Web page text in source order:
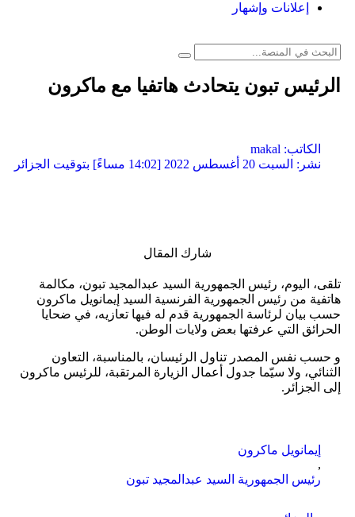
إعلانات وإشهار
الرئيس تبون يتحادث هاتفيا مع ماكرون
الكاتب: makal
نشر: السبت 20 أغسطس 2022 [14:02 مساءً] بتوقيت الجزائر
شارك المقال
تلقى، اليوم، رئيس الجمهورية السيد عبدالمجيد تبون، مكالمة
هاتفية من رئيس الجمهورية الفرنسية السيد إيمانويل ماكرون
حسب بيان لرئاسة الجمهورية قدم له فيها تعازيه، في ضحايا
الحرائق التي عرفتها بعض ولايات الوطن.
و حسب نفس المصدر تناول الرئيسان، بالمناسبة، التعاون
الثنائي، ولا سيّما جدول أعمال الزيارة المرتقبة، للرئيس ماكرون
إلى الجزائر.
إيمانويل ماكرون
,
رئيس الجمهورية السيد عبدالمجيد تبون